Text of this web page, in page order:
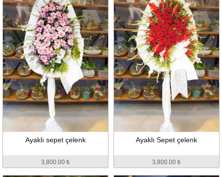
Ayaklı sepet çelenk
3,800.00 ₺
Ayaklı Sepet çelenk
3,800.00 ₺